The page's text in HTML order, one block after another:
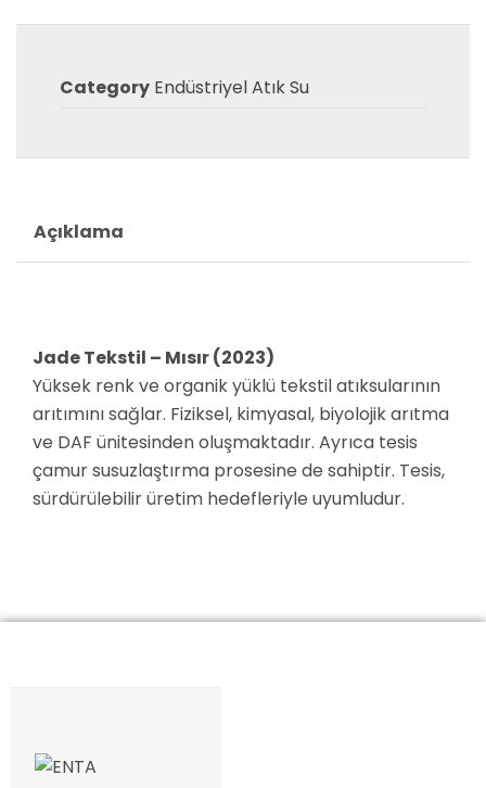
Category Endüstriyel Atık Su
Açıklama
Jade Tekstil – Mısır (2023)
Yüksek renk ve organik yüklü tekstil atıksularının
arıtımını sağlar. Fiziksel, kimyasal, biyolojik arıtma
ve DAF ünitesinden oluşmaktadır. Ayrıca tesis
çamur susuzlaştırma prosesine de sahiptir. Tesis,
sürdürülebilir üretim hedefleriyle uyumludur.